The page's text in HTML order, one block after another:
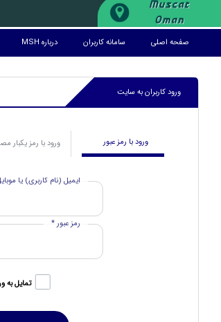
صفحه اصلی سامانه کاربران درباره MSH
ورود کاربران به سایت
ورود با رمز عبور ورود با رمز یکبار
ایمیل (نام کاربری) یا
رمز عبور *
تمایل به